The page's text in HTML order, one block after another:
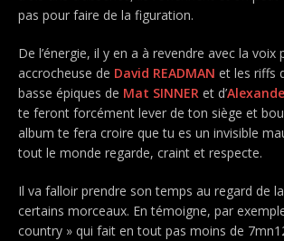
pas pour faire de la figuration.
De l’énergie, il y en a à revendre avec la voix
accrocheuse de David READMAN et les riffs
basse épiques de Mat SINNER et d’
te feront forcément lever de ton siège et
album te fera croire que tu es un invisible
tout le monde regarde, craint et respecte.
Il va falloir prendre son temps au regard de
certains morceaux. En témoigne, par
country » qui fait en tout pas moins de